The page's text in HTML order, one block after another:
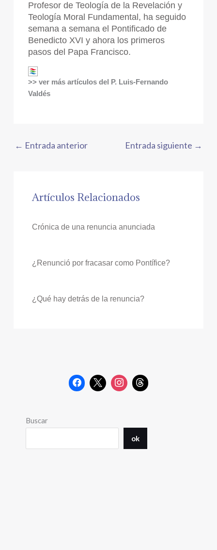
Profesor de Teología de la Revelación y
Teología Moral Fundamental, ha seguido
semana a semana el Pontificado de
Benedicto XVI y ahora los primeros
pasos del Papa Francisco.
>> ver más artículos del P. Luis-Fernando
Valdés
← Entrada anterior Entrada siguiente →
Artículos Relacionados
Crónica de una renuncia anunciada
¿Renunció por fracasar como Pontífice?
¿Qué hay detrás de la renuncia?
Buscar
ok